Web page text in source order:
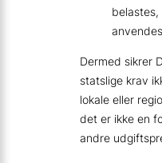
Dermed sikrer
statslige krav
lokale eller
det er ikke en
andre